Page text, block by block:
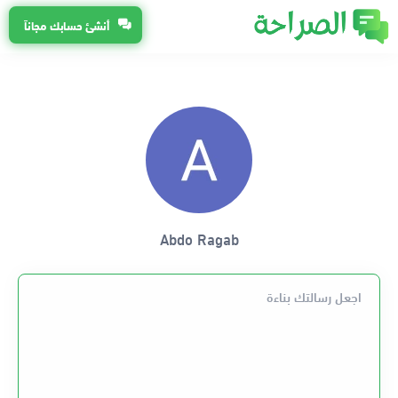
أنشئ حسابك مجاناً
Abdo Ragab